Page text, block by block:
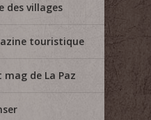
des villages
touristique
mag de La Paz